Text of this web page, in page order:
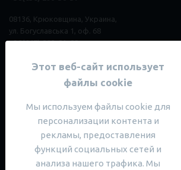
Этот веб-сайт использует
файлы cookie
Мы используем файлы cookie для
персонализации контента и
рекламы, предоставления
функций социальных сетей и
анализа нашего трафика. Мы
08136, Крюковщина, Украина,
ул. Богуславська 1, оф. 68
+38(067) 808-81-82
Наше сообщество
Telegram-канал English with News
Читать Telegram-канал Анастасии
Читать Instagram сообщества
Читать Instagram Анастасии
Читать блог сообщества